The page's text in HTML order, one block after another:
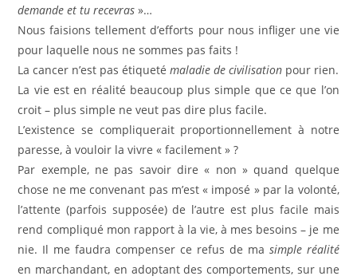
demande et tu recevras »…
Nous faisions tellement d’efforts pour nous infliger une vie
pour laquelle nous ne sommes pas faits !
La cancer n’est pas étiquetémaladie de civilisation pour rien.
La vie est en réalité beaucoup plus simple que ce que l’on
croit – plus simple ne veut pas dire plus facile.
L’existence se compliquerait proportionnellement à notre
paresse, à vouloir la vivre « facilement » ?
Par exemple, ne pas savoir dire « non » quand quelque
chose ne me convenant pas m’est « imposé » par la volonté,
l’attente (parfois supposée) de l’autre est plus facile mais
rend compliqué mon rapport à la vie, à mes besoins – je me
nie. Il me faudra compenser ce refus de ma simple réalité
en marchandant, en adoptant des comportements, sur une